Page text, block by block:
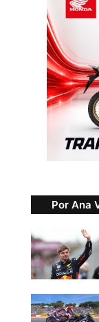
Por Ana